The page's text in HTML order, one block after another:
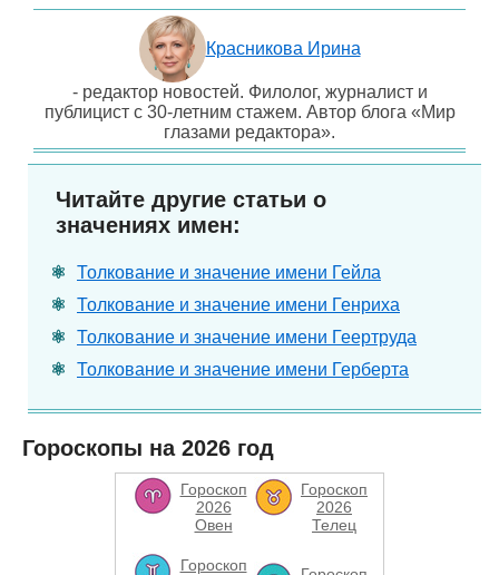
Красникова Ирина
- редактор новостей. Филолог, журналист и
публицист с 30-летним стажем. Автор блога «Мир
глазами редактора».
Читайте другие статьи о
значениях имен:
Толкование и значение имени Гейла
Толкование и значение имени Генриха
Толкование и значение имени Геертруда
Толкование и значение имени Герберта
Гороскопы на 2026 год
Гороскоп
2026
Овен
Гороскоп
2026
Телец
Гороскоп